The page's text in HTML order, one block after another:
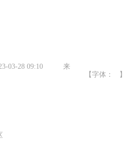
03-28 09:10 来
【字体： 】